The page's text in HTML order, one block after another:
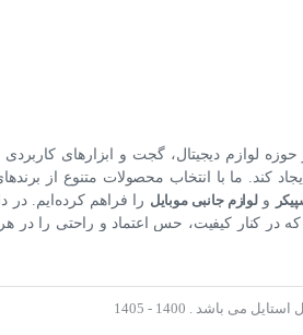
حوزه لوازم دیجیتال، گجت و ابزارهای
کند. ما با انتخاب محصولات متنوع از
ولوازم جانبی موبایل را فراهم کرده‌ایم.
کنار کیفیت، حس اعتماد و راحتی را در هر
باشد . 1400 - 1405